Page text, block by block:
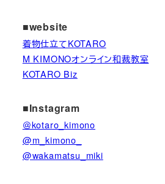
■website
着物仕立てKOTARO
M KIMONOオンライン和裁教室
KOTARO Biz
■Instagram
＠kotaro_kimono
@m_kimono_
@wakamatsu_miki